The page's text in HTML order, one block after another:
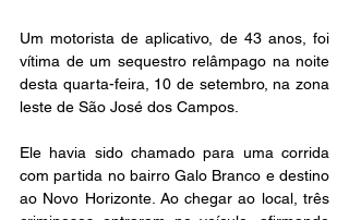
Um motorista de aplicativo, de 43 anos, foi
vítima de um sequestro relâmpago na noite
desta quarta-feira, 10 de setembro, na zona
leste de São José dos Campos.
Ele havia sido chamado para uma corrida
com partida no bairro Galo Branco e destino
ao Novo Horizonte. Ao chegar ao local, três